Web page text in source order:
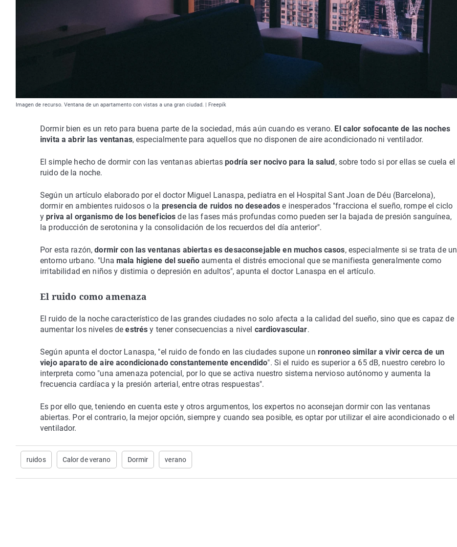
Imagen de recurso. Ventana de un apartamento con vistas a una gran ciudad. | Freepik
Dormir bien es un reto para buena parte de la sociedad, más aún cuando es verano. El calor sofocante de las noches
invita a abrir las ventanas, especialmente para aquellos que no disponen de aire acondicionado ni ventilador.
El simple hecho de dormir con las ventanas abiertaspodría ser nocivo para la salud , sobre todo si por ellas se cuela el
ruido de la noche.
Según un artículo elaborado por el doctor Miguel Lanaspa, pediatra en el Hospital Sant Joan de Déu (Barcelona),
dormir en ambientes ruidosos o la presencia de ruidos no deseados e inesperados "fracciona el sueño, rompe el ciclo
ypriva al organismo de los beneficios de las fases más profundas como pueden ser la bajada de presión sanguínea,
la producción de serotonina y la consolidación de los recuerdos del día anterior".
Por esta razón,dormir con las ventanas abiertas es desaconsejable en muchos casos, especialmente si se trata de un
entorno urbano. "Una mala higiene del sueño aumenta el distrés emocional que se manifiesta generalmente como
irritabilidad en niños y distimia o depresión en adultos", apunta el doctor Lanaspa en el artículo.
El ruido como amenaza
El ruido de la noche característico de las grandes ciudades no solo afecta a la calidad del sueño, sino que es capaz de
aumentar los niveles deestrésy tener consecuencias a nivel cardiovascular.
Según apunta el doctor Lanaspa, "el ruido de fondo en las ciudades supone un ronroneo similar a vivir cerca de un
viejo aparato de aire acondicionado constantemente encendido". Si el ruido es superior a 65 dB, nuestro cerebro lo
interpreta como "una amenaza potencial, por lo que se activa nuestro sistema nervioso autónomo y aumenta la
frecuencia cardíaca y la presión arterial, entre otras respuestas".
Es por ello que, teniendo en cuenta este y otros argumentos, los expertos no aconsejan dormir con las ventanas
abiertas. Por el contrario, la mejor opción, siempre y cuando sea posible, es optar por utilizar el aire acondicionado o el
ventilador.
ruidos Calor de verano Dormir verano